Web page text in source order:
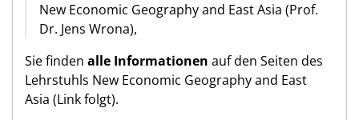
New Economic Geography and East Asia (Prof.
Dr. Jens Wrona),
Sie finden alle Informationen auf den Seiten des
Lehrstuhls New Economic Geography and East
Asia (Link folgt).